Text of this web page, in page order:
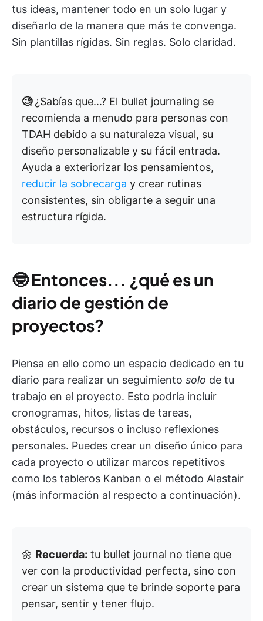
tus ideas, mantener todo en un solo lugar y
diseñarlo de la manera que más te convenga.
Sin plantillas rígidas. Sin reglas. Solo claridad.
🧐¿Sabías que...? El bullet journaling se
recomienda a menudo para personas con
TDAH debido a su naturaleza visual, su
diseño personalizable y su fácil entrada.
Ayuda a exteriorizar los pensamientos,
reducir la sobrecarga y crear rutinas
consistentes, sin obligarte a seguir una
estructura rígida.
🤓Entonces... ¿qué es un
diario de gestión de
proyectos?
Piensa en ello como un espacio dedicado en tu
diario para realizar un seguimiento solo de tu
trabajo en el proyecto. Esto podría incluir
cronogramas, hitos, listas de tareas,
obstáculos, recursos o incluso reflexiones
personales. Puedes crear un diseño único para
cada proyecto o utilizar marcos repetitivos
como los tableros Kanban o el método Alastair
(más información al respecto a continuación).
🌼 Recuerda: tu bullet journal no tiene que
ver con la productividad perfecta, sino con
crear un sistema que te brinde soporte para
pensar, sentir y tener flujo.